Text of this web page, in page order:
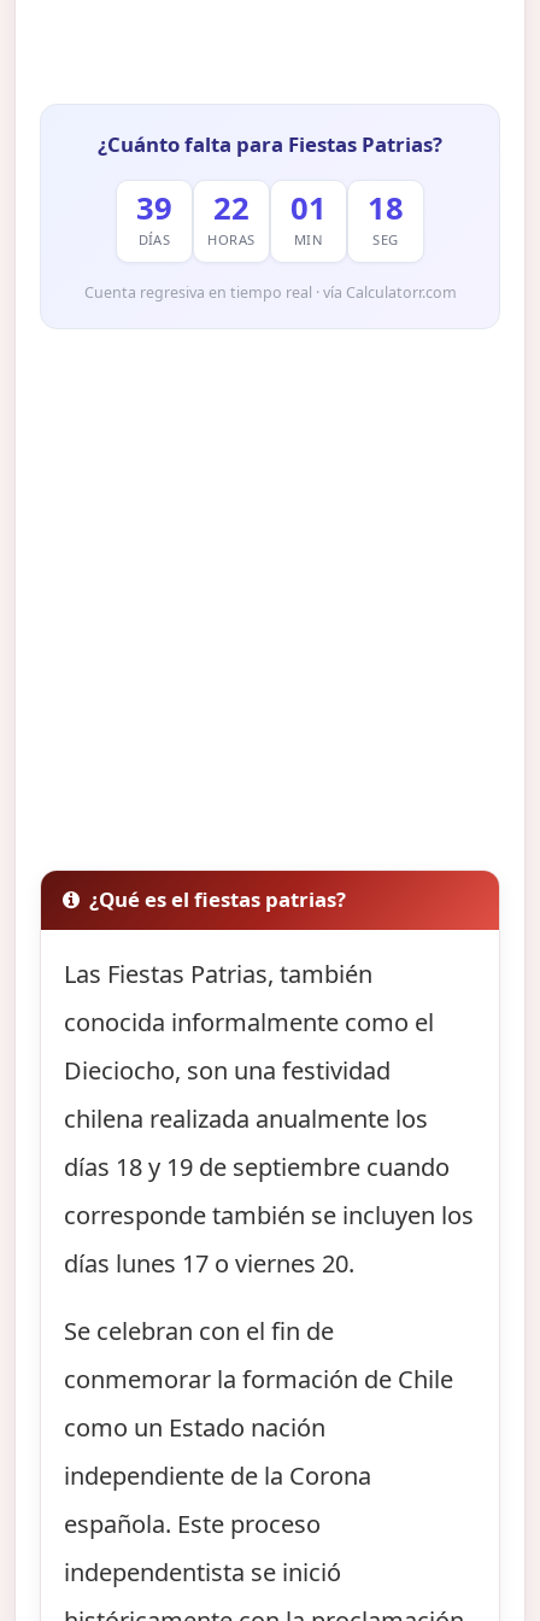
¿Cuánto falta para Fiestas Patrias?
39
DÍAS
22
HORAS
01
MIN
17
SEG
Cuenta regresiva en tiempo real · vía Calculatorr.com
¿Qué es el fiestas patrias?
Las Fiestas Patrias, también
conocida informalmente como el
Dieciocho, son una festividad
chilena realizada anualmente los
días 18 y 19 de septiembre cuando
corresponde también se incluyen los
días lunes 17 o viernes 20.
Se celebran con el fin de
conmemorar la formación de Chile
como un Estado nación
independiente de la Corona
española. Este proceso
independentista se inició